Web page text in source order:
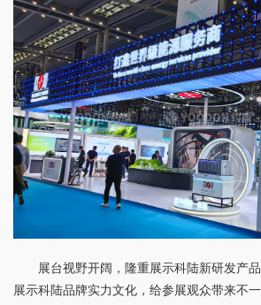
展台视野开阔，隆重展示科陆新研发产
展示科陆品牌实力文化，给参展观众带来不一